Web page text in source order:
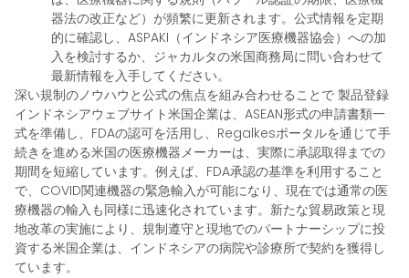
器法の改正など）が頻繁に更新されます。公式情報を定期
的に確認し、ASPAKI（インドネシア医療機器協会）への加
入を検討するか、ジャカルタの米国商務局に問い合わせて
最新情報を入手してください。
深い規制のノウハウと公式の焦点を組み合わせることで 製品登録
インドネシアウェブサイト米国企業は、ASEAN形式の申請書類一
式を準備し、FDAの認可を活用し、Regalkesポータルを通じて手
続きを進める米国の医療機器メーカーは、実際に承認取得までの
期間を短縮しています。例えば、FDA承認の基準を利用すること
で、COVID関連機器の緊急輸入が可能になり、現在では通常の医
療機器の輸入も同様に迅速化されています。新たな貿易政策と現
地改革の実施により、規制遵守と現地でのパートナーシップに投
資する米国企業は、インドネシアの病院や診療所で契約を獲得し
ています。